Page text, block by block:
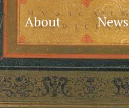
About News